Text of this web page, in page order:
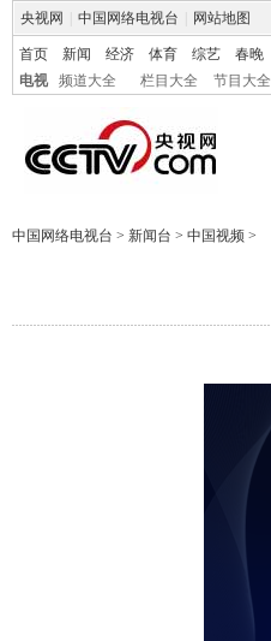
央视网 中国网络电视台 网站地图
首页 新闻 经济 体育 综艺 春晚
电视
频道大全 栏目大全 节目大全
中国网络电视台 > 新闻台 > 中国视频 >